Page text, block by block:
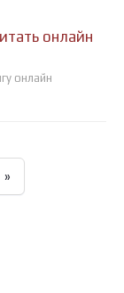
онлайн
онлайн
»